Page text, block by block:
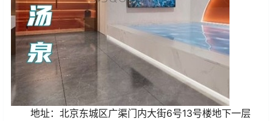
地址： 北京东城区广渠门内大街6号13号楼地下一层